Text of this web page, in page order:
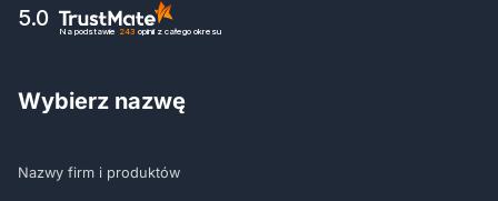
5.0
Na podstawie 243 opinii z całego okresu
Wybierz nazwę
Nazwy firm i produktów